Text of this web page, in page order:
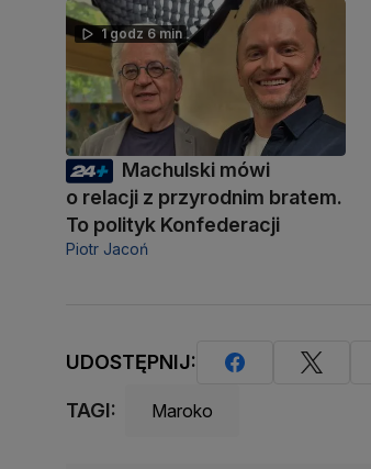
1 godz 6 min
Machulski mówi
o relacji z przyrodnim bratem.
To polityk Konfederacji
Piotr Jacoń
UDOSTĘPNIJ:
TAGI: Maroko